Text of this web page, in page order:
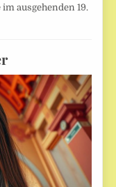
ausgehenden 19.